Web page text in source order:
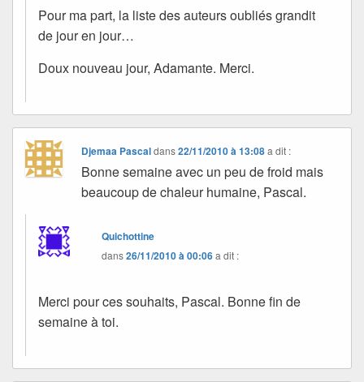
Pour ma part, la liste des auteurs oubliés grandit
de jour en jour…
Doux nouveau jour, Adamante. Merci.
Djemaa Pascaldans22/11/2010 à 13:08 a dit :
Bonne semaine avec un peu de froid mais
beaucoup de chaleur humaine, Pascal.
Quichottine
dans26/11/2010 à 00:06a dit :
Merci pour ces souhaits, Pascal. Bonne fin de
semaine à toi.